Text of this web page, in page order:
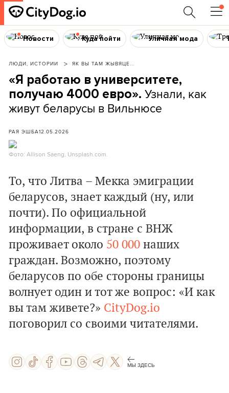
Новости Куда пойти Уличная мода
ЛЮДИ, ИСТОРИИ ЯК ВЫ ТАМ ЖЫВЯЦЕ...
«Я работаю в университете,
получаю 4000 евро». Узнали, как
живут беларусы в Вильнюсе
РАЯ ЭШБА12.05.2026
Фото: Allison Saeng, Unsplash.com.
То, что Литва – Мекка эмиграции
беларусов, знает каждый (ну, или
почти). По официальной
информации, в стране с ВНЖ
проживает около 50 000 наших
граждан. Возможно, поэтому
беларусов по обе стороны границы
волнует один и тот же вопрос: «И как
вы там живете?» CityDog.io
поговорил со своими читателями.
МЫ ЗДЕСЬ